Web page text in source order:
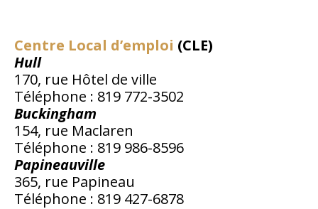
Centre Local d’emploi (CLE)
Hull
170, rue Hôtel de ville
Téléphone : 819 772-3502
Buckingham
154, rue Maclaren
Téléphone : 819 986-8596
Papineauville
365, rue Papineau
Téléphone : 819 427-6878